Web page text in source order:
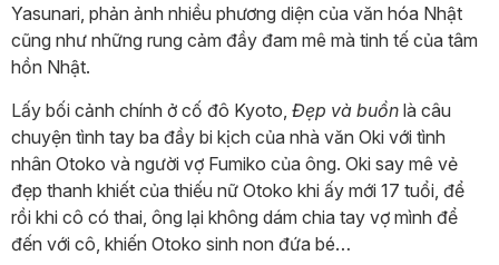
Yasunari, phản ảnh nhiều phương diện của văn hóa Nhật
cũng như những rung cảm đầy đam mê mà tinh tế của tâm
hồn Nhật.
Lấy bối cảnh chính ở cố đô Kyoto, Đẹp và buồn là câu
chuyện tình tay ba đầy bi kịch của nhà văn Oki với tình
nhân Otoko và người vợ Fumiko của ông. Oki say mê vẻ
đẹp thanh khiết của thiếu nữ Otoko khi ấy mới 17 tuổi, để
rồi khi cô có thai, ông lại không dám chia tay vợ mình để
đến với cô, khiến Otoko sinh non đứa bé…